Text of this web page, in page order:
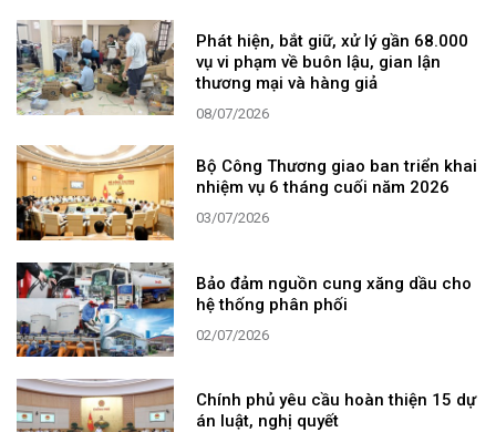
Phát hiện, bắt giữ, xử lý gần 68.000
vụ vi phạm về buôn lậu, gian lận
thương mại và hàng giả
08/07/2026
Bộ Công Thương giao ban triển khai
nhiệm vụ 6 tháng cuối năm 2026
03/07/2026
Bảo đảm nguồn cung xăng dầu cho
hệ thống phân phối
02/07/2026
Chính phủ yêu cầu hoàn thiện 15 dự
án luật, nghị quyết